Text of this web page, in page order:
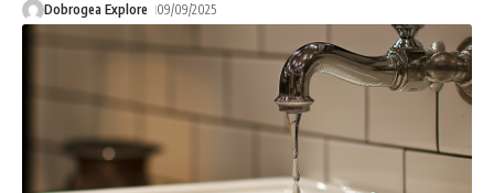
Dobrogea Explore 09/09/2025